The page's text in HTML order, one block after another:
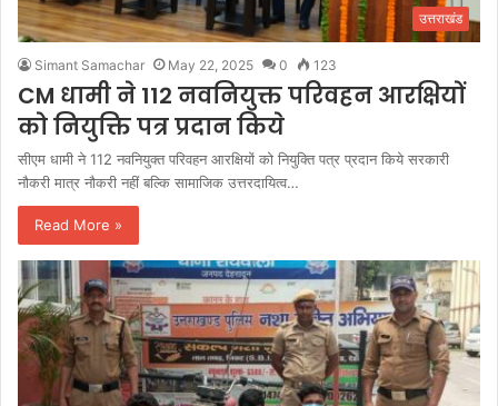
उत्तराखंड
Simant Samachar May 22, 2025 0 123
CM धामी ने 112 नवनियुक्त परिवहन आरक्षियों
को नियुक्ति पत्र प्रदान किये
सीएम धामी ने 112 नवनियुक्त परिवहन आरक्षियों को नियुक्ति पत्र प्रदान किये सरकारी
नौकरी मात्र नौकरी नहीं बल्कि सामाजिक उत्तरदायित्व…
Read More »